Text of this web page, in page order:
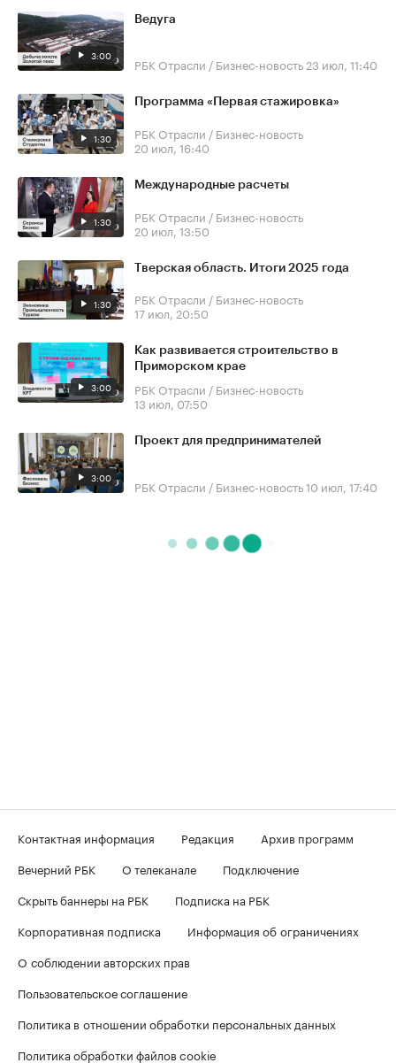
3:00
Ведуга
РБК Отрасли / Бизнес-новость 23 июл, 11:40
1:30
Программа «Первая стажировка»
РБК Отрасли / Бизнес-новость
20 июл, 16:40
1:30
Международные расчеты
РБК Отрасли / Бизнес-новость
20 июл, 13:50
1:30
Тверская область. Итоги 2025 года
РБК Отрасли / Бизнес-новость
17 июл, 20:50
3:00
Как развивается строительство в
Приморском крае
РБК Отрасли / Бизнес-новость
13 июл, 07:50
3:00
Проект для предпринимателей
РБК Отрасли / Бизнес-новость10 июл, 17:40
Контактная информация Редакция
Архив программ
Вечерний РБК
О телеканале
Подключение
Скрыть баннеры на РБК
Подписка на РБК
Корпоративная подписка
Информация об ограничениях
О соблюдении авторских прав
Пользовательское соглашение
Политика в отношении обработки персональных данных
Политика обработки файлов cookie